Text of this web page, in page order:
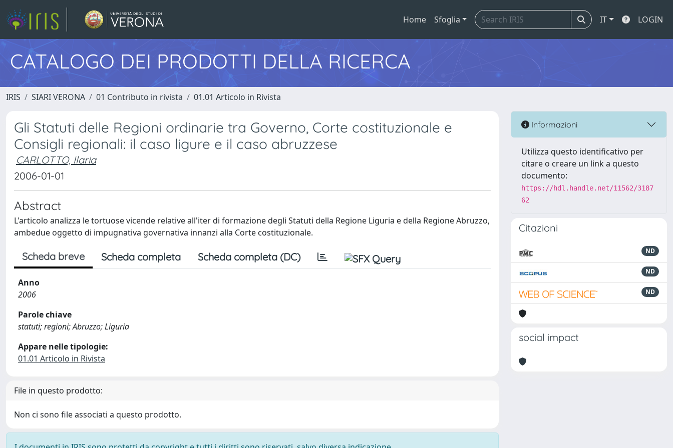
Home Sfoglia IT LOGIN
CATALOGO DEI PRODOTTI DELLA RICERCA
IRIS SIARI VERONA 01 Contributo in rivista 01.01 Articolo in Rivista
Gli Statuti delle Regioni ordinarie tra Governo, Corte costituzionale e
Consigli regionali: il caso ligure e il caso abruzzese
CARLOTTO, Ilaria
2006-01-01
Abstract
L'articolo analizza le tortuose vicende relative all'iter di formazione degli Statuti della Regione Liguria e della Regione Abruzzo,
ambedue oggetto di impugnativa governativa innanzi alla Corte costituzionale.
Scheda breve Scheda completa Scheda completa (DC)
Anno
2006
Parole chiave
statuti; regioni; Abruzzo; Liguria
Appare nelle tipologie:
01.01 Articolo in Rivista
File in questo prodotto:
Non ci sono file associati a questo prodotto.
Informazioni
Utilizza questo identificativo per
citare o creare un link a questo
documento:
https://hdl.handle.net/11562/3187
62
Citazioni
ND
ND
ND
social impact